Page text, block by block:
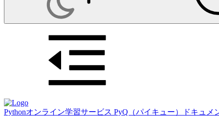
Pythonオンライン学習サービス PyQ（パイキュー）ドキュメ